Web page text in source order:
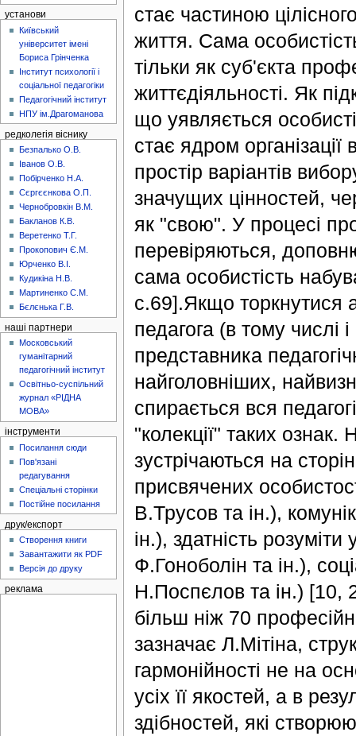
стає частиною
життя. Сама
тільки як суб'єкта
життєдіяльності. Як
що уявляється
стає ядром
простір варіантів
значущих цінностей,
як "свою". У процесі
перевіряються,
сама особистість
с.69].Якщо торкнутися
педагога (в тому числі
представника
найголовніших,
спирається вся
"колекції" таких ознак.
зустрічаються на
присвячених
В.Трусов та ін.),
ін.), здатність
Ф.Гоноболін та ін.),
Н.Поспєлов та ін.) [10,
більш ніж 70
зазначає Л.Мітіна,
гармонійності не на
усіх її якостей, а в
здібностей, які
установи
Київський
університет імені
Бориса Грінченка
Інститут психології і
соціальної педагогіки
Педагогічний інститут
НПУ ім.Драгоманова
редколегія віснику
Безпалько О.В.
Іванов О.В.
Побірченко Н.А.
Сєргєєнкова О.П.
Чернобровкін В.М.
Бакланов К.В.
Веретенко Т.Г.
Прокопович Є.М.
Юрченко В.І.
Кудикіна Н.В.
Мартиненко С.М.
Бєлєнька Г.В.
наші партнери
Московський
гуманітарний
педагогічний інститут
Освітньо-суспільний
журнал «РІДНА
МОВА»
інструменти
Посилання сюди
Пов'язані
редагування
Спеціальні сторінки
Постійне посилання
друк/експорт
Створення книги
Завантажити як PDF
Версія до друку
реклама